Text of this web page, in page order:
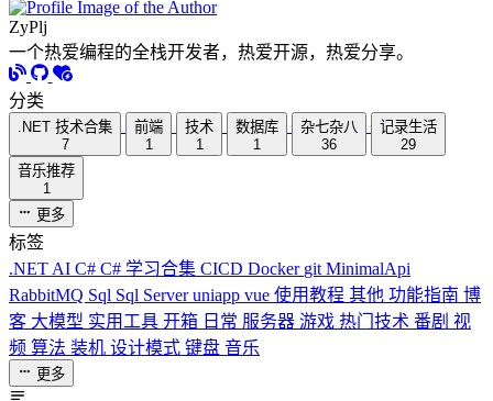
ZyPlj
一个热爱编程的全栈开发者，热爱开源，热爱分享。
分类
.NET 技术合集
7
前端
1
技术
1
数据库
1
杂七杂八
36
记录生活
29
音乐推荐
1
更多
标签
.NET AI C# C# 学习合集 CICD Docker git MinimalApi
RabbitMQ Sql Sql Serveruniapp vue 使用教程 其他 功能指南 博
客 大模型 实用工具 开箱 日常 服务器 游戏 热门技术 番剧 视
频 算法 装机 设计模式 键盘 音乐
更多